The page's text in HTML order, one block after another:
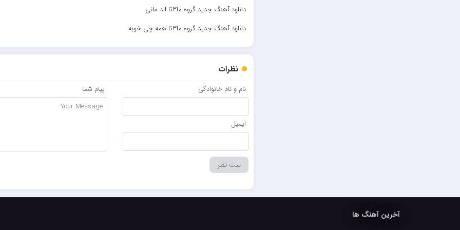
دانلود آهنگ جدید گروه ما۳تا الد مانی
دانلود آهنگ جدید گروه ما۳تا همه چی خوبه
نظرات
نام و نام خانوادگی
ایمیل
پیام شما
آخرین آهنگ ها